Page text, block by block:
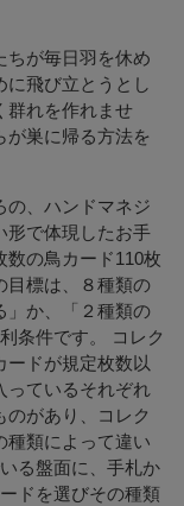
が毎日羽を休め
に飛び立とうとし
群れを作れませ
が巣に帰る方法を
、ハンドマネジ
形で体現したお手
の鳥カード110枚
目標は、８種類の
」か、「２種類の
条件です。 コレク
ードが規定枚数以
っているそれぞれ
があり、コレク
種類によって違い
る盤面に、手札か
ドを選びその種類